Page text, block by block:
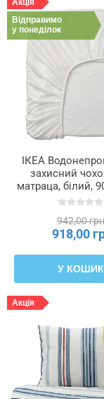
Акція
Відправимо
у понеділок
ІКЕА
захисний
матраца, білий,
GRUSNARV
942,00 грн
918,00
У КОШИК
Акція